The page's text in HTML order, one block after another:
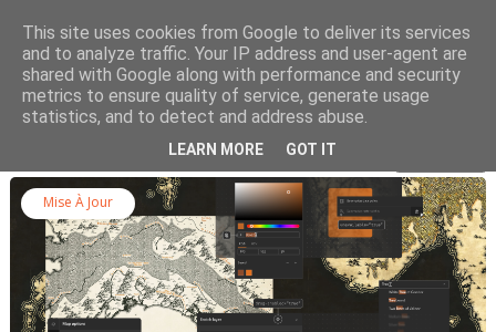
Rechercher dans le blog
Mise À Jour
This site uses cookies from Google to deliver its services
and to analyze traffic. Your IP address and user-agent are
shared with Google along with performance and security
metrics to ensure quality of service, generate usage
statistics, and to detect and address abuse.
LEARN MORE GOT IT